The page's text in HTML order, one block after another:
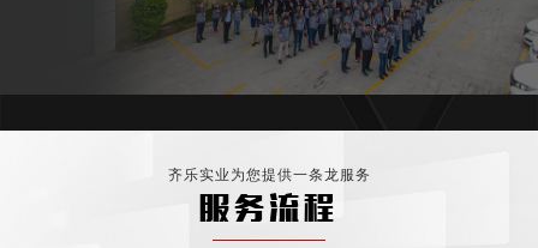
齐乐实业为您提供一条龙服务
服务流程